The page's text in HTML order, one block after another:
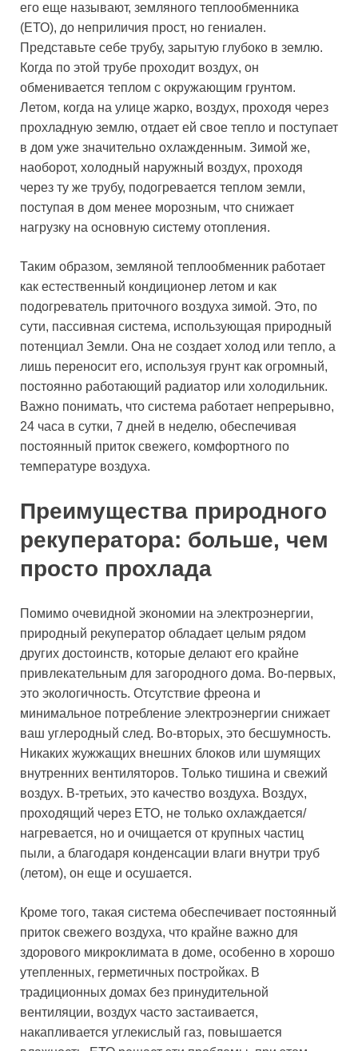
его еще называют, земляного теплообменника
(ЕТО), до неприличия прост, но гениален.
Представьте себе трубу, зарытую глубоко в землю.
Когда по этой трубе проходит воздух, он
обменивается теплом с окружающим грунтом.
Летом, когда на улице жарко, воздух, проходя через
прохладную землю, отдает ей свое тепло и поступает
в дом уже значительно охлажденным. Зимой же,
наоборот, холодный наружный воздух, проходя
через ту же трубу, подогревается теплом земли,
поступая в дом менее морозным, что снижает
нагрузку на основную систему отопления.
Таким образом, земляной теплообменник работает
как естественный кондиционер летом и как
подогреватель приточного воздуха зимой. Это, по
сути, пассивная система, использующая природный
потенциал Земли. Она не создает холод или тепло, а
лишь переносит его, используя грунт как огромный,
постоянно работающий радиатор или холодильник.
Важно понимать, что система работает непрерывно,
24 часа в сутки, 7 дней в неделю, обеспечивая
постоянный приток свежего, комфортного по
температуре воздуха.
Преимущества природного
рекуператора: больше, чем
просто прохлада
Помимо очевидной экономии на электроэнергии,
природный рекуператор обладает целым рядом
других достоинств, которые делают его крайне
привлекательным для загородного дома. Во-первых,
это экологичность. Отсутствие фреона и
минимальное потребление электроэнергии снижает
ваш углеродный след. Во-вторых, это бесшумность.
Никаких жужжащих внешних блоков или шумящих
внутренних вентиляторов. Только тишина и свежий
воздух. В-третьих, это качество воздуха. Воздух,
проходящий через ЕТО, не только охлаждается/
нагревается, но и очищается от крупных частиц
пыли, а благодаря конденсации влаги внутри труб
(летом), он еще и осушается.
Кроме того, такая система обеспечивает постоянный
приток свежего воздуха, что крайне важно для
здорового микроклимата в доме, особенно в хорошо
утепленных, герметичных постройках. В
традиционных домах без принудительной
вентиляции, воздух часто застаивается,
накапливается углекислый газ, повышается